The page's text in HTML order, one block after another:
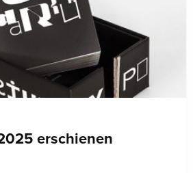
erschienen